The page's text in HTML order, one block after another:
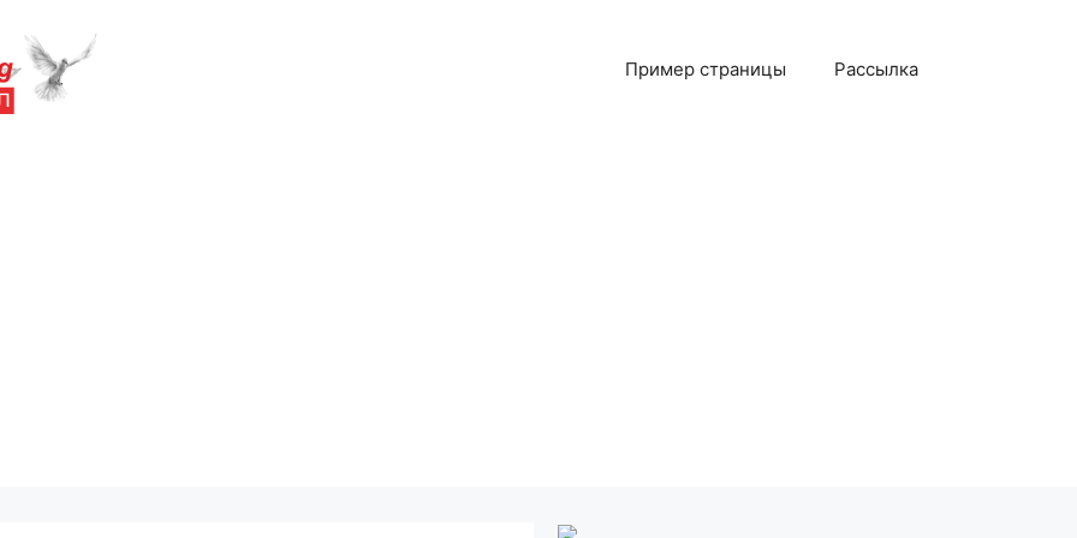
Пример страницы Рассылка